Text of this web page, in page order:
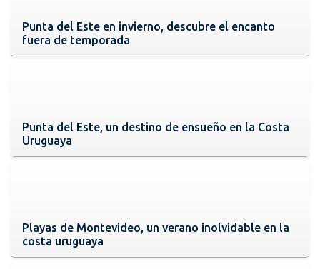
Punta del Este en invierno, descubre el encanto
fuera de temporada
Punta del Este, un destino de ensueño en la Costa
Uruguaya
Playas de Montevideo, un verano inolvidable en la
costa uruguaya